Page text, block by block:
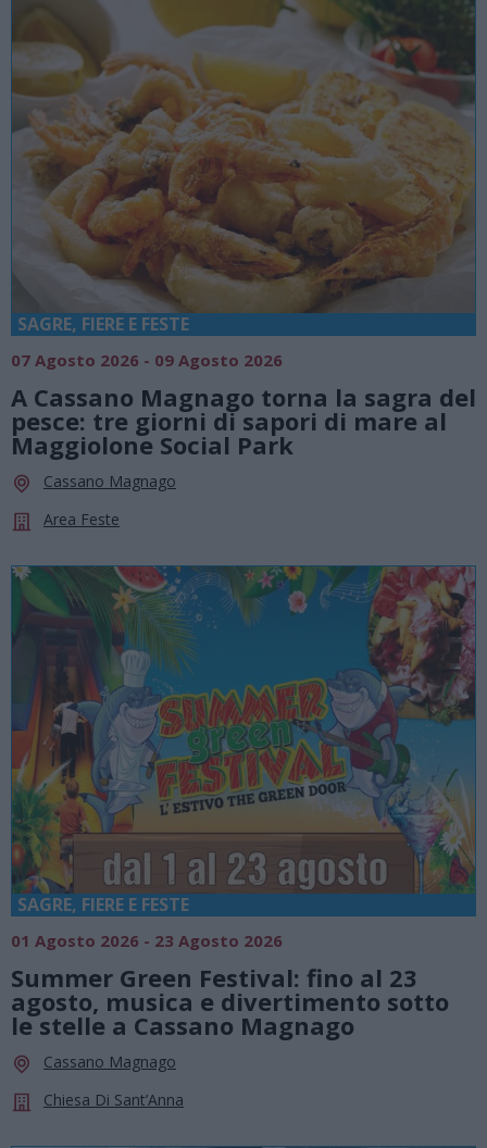
SAGRE, FIERE E FESTE
07 Agosto 2026 - 09 Agosto 2026
A Cassano Magnago torna la sagra del
pesce: tre giorni di sapori di mare al
Maggiolone Social Park
Cassano Magnago
Area Feste
SAGRE, FIERE E FESTE
01 Agosto 2026 - 23 Agosto 2026
Summer Green Festival: fino al 23
agosto, musica e divertimento sotto
le stelle a Cassano Magnago
Cassano Magnago
Chiesa Di Sant’Anna